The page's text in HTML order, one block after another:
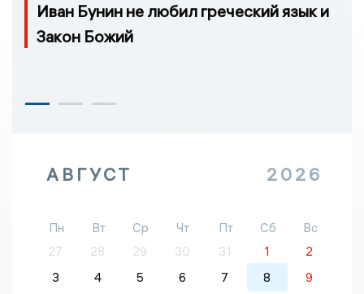
Иван Бунин не любил греческий язык и
Закон Божий
АВГУСТ 2026
Пн Вт Ср Чт Пт Сб
Вс
27
28 29 30 31 1
2
3
4 5 6 7 8
9